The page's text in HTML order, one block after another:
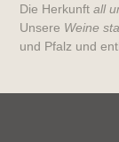
Die Herkunftall
Unsere Weine
und Pfalz und